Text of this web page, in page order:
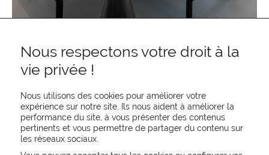
REJOIGNEZ-NOUS
Nous respectons votre droit à la
vie privée !
Nous utilisons des cookies pour améliorer votre
expérience sur notre site. Ils nous aident à améliorer la
performance du site, à vous présenter des contenus
pertinents et vous permettre de partager du contenu sur
les réseaux sociaux.